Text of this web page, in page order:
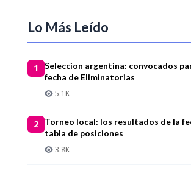
Lo Más Leído
1
Seleccion argentina: convocados
fecha de Eliminatorias
5.1K
2
Torneo local: los resultados de la
tabla de posiciones
3.8K